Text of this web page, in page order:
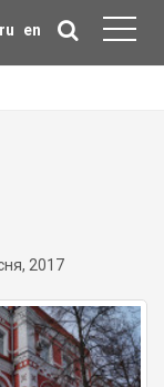
ru en
2017